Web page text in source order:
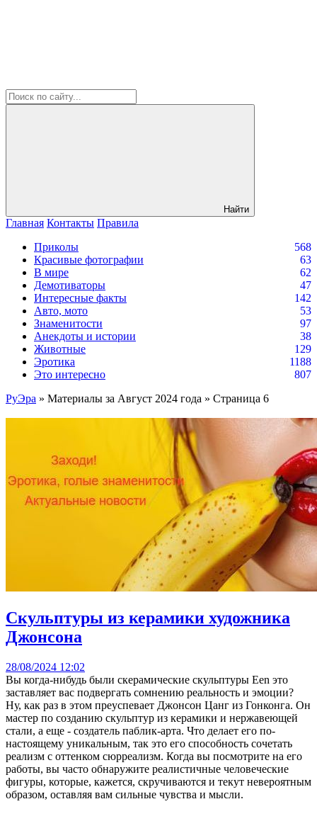
Найти
Главная Контакты Правила
Приколы
568
Красивые фотографии
63
В мире
62
Демотиваторы
47
Интересные факты
142
Авто, мото
53
Знаменитости
97
Анекдоты и истории
38
Животные
129
Эротика
1188
Это интересно
807
РуЭра » Материалы за Август 2024 года » Страница 6
Скульптуры из керамики художника
Джонсона
28/08/2024 12:02
Вы когда-нибудь были скерамические скульптуры Een это
заставляет вас подвергать сомнению реальность и эмоции?
Ну, как раз в этом преуспевает Джонсон Цанг из Гонконга. Он
мастер по созданию скульптур из керамики и нержавеющей
стали, а еще - создатель паблик-арта. Что делает его по-
настоящему уникальным, так это его способность сочетать
реализм с оттенком сюрреализм. Когда вы посмотрите на его
работы, вы часто обнаружите реалистичные человеческие
фигуры, которые, кажется, скручиваются и текут невероятным
образом, оставляя вам сильные чувства и мысли.